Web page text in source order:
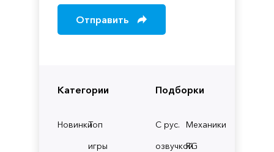
Категории
НовинкиТоп
игры
Подборки
С рус.
озвучкой
Механики
RG
Отправить